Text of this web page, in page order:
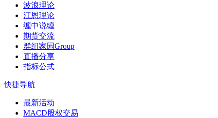
波浪理论
江恩理论
缠中说缠
期货交流
群组家园Group
直播分享
指标公式
快捷导航
最新活动
MACD股权交易